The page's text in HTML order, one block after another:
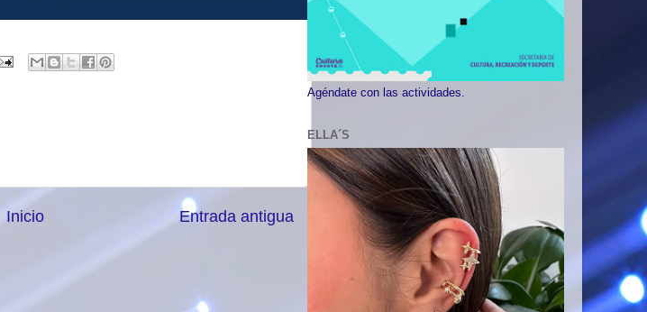
Entrada antigua
Inicio
Agéndate con las actividades.
ELLA´S